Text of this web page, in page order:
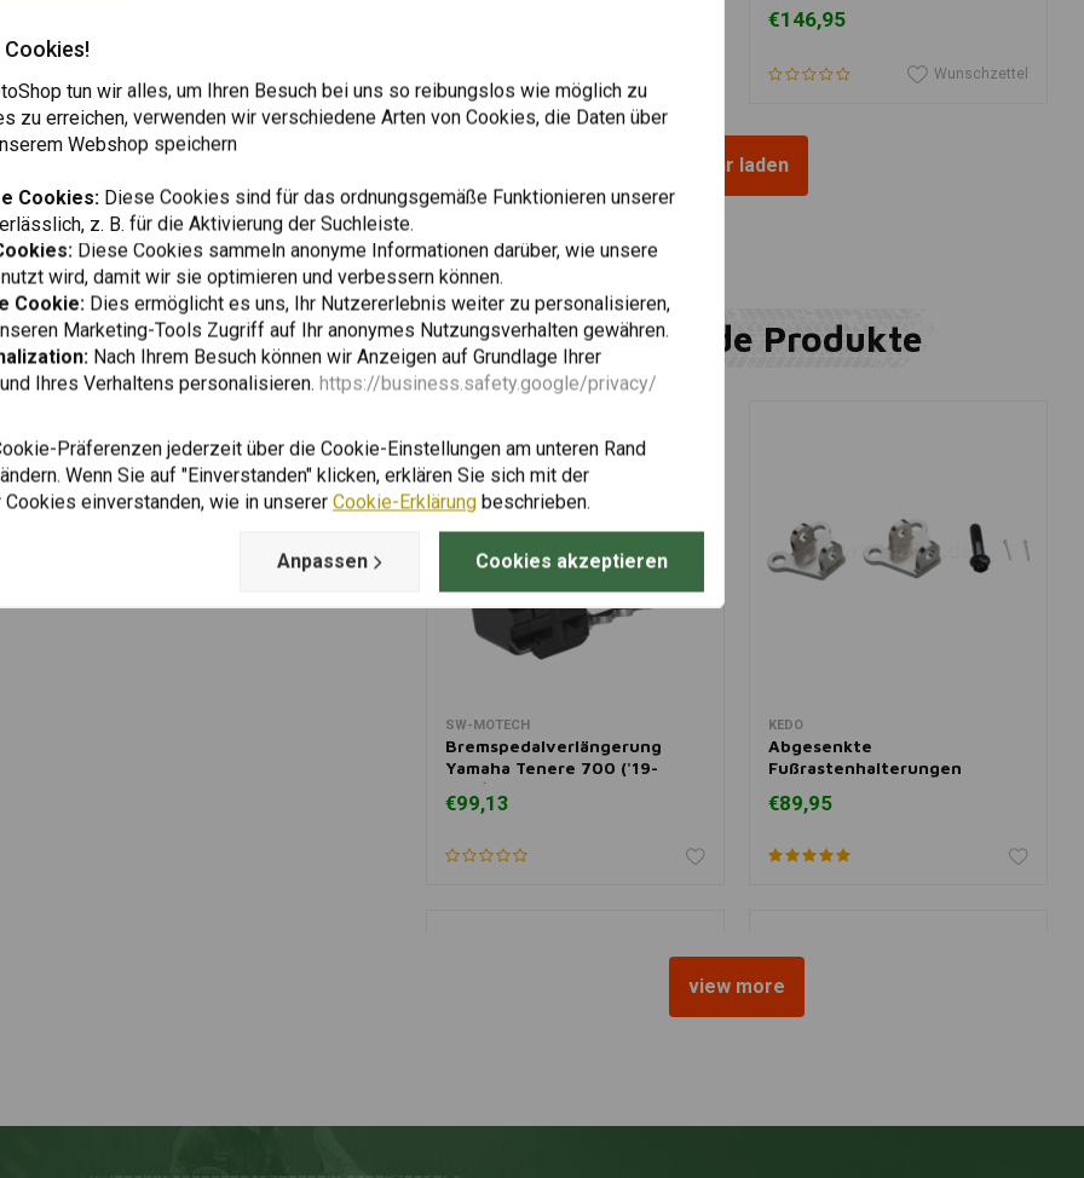
Fügen Sie Ihre Bewertung hinzu
€146,95
Wunschzettel
Mehr laden
Ergänzende Produkte
Zum Warenkorb hinzufügen
SW-MOTECH
Bremspedalverlängerung
Yamaha Tenere 700 ('19-
'20)/('21+) | Schwarzes Silber
€99,13
Zum Warenkorb hinzufügen
KEDO
Abgesenkte
Fußrastenhalterungen
€89,95
view more
tun wir alles, um Ihren Besuch bei uns so reibungslos wie möglich zu
zu erreichen, verwenden wir verschiedene Arten von Cookies, die Daten über
Webshop speichern
Cookies: Diese Cookies sind für das ordnungsgemäße Funktionieren unserer
z. B. für die Aktivierung der Suchleiste.
Diese Cookies sammeln anonyme Informationen darüber, wie unsere
wird, damit wir sie optimieren und verbessern können.
Cookie: Dies ermöglicht es uns, Ihr Nutzererlebnis weiter zu personalisieren,
Marketing-Tools Zugriff auf Ihr anonymes Nutzungsverhalten gewähren.
Nach Ihrem Besuch können wir Anzeigen auf Grundlage Ihrer
Ihres Verhaltens personalisieren. https://business.safety.google/privacy/
Präferenzen jederzeit über die Cookie-Einstellungen am unteren Rand
Wenn Sie auf "Einverstanden" klicken, erklären Sie sich mit der
Cookies einverstanden, wie in unserer Cookie-Erklärung beschrieben.
Anpassen Cookies akzeptieren